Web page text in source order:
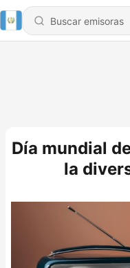
Día mundial
la